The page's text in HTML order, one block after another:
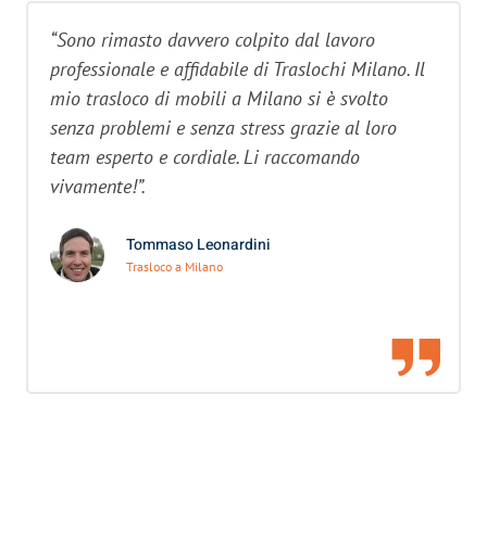
“Sono rimasto davvero colpito dal lavoro
professionale e affidabile di Traslochi Milano. Il
mio trasloco di mobili a Milano si è svolto
senza problemi e senza stress grazie al loro
team esperto e cordiale. Li raccomando
vivamente!”.
Tommaso Leonardini
Trasloco a Milano